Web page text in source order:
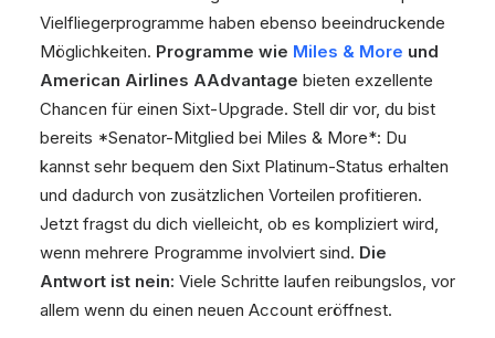
Vielfliegerprogramme haben ebenso beeindruckende
Möglichkeiten. Programme wie Miles & More und
American Airlines AAdvantage bieten exzellente
Chancen für einen Sixt-Upgrade. Stell dir vor, du bist
bereits *Senator-Mitglied bei Miles & More*: Du
kannst sehr bequem den Sixt Platinum-Status erhalten
und dadurch von zusätzlichen Vorteilen profitieren.
Jetzt fragst du dich vielleicht, ob es kompliziert wird,
wenn mehrere Programme involviert sind. Die
Antwort ist nein: Viele Schritte laufen reibungslos, vor
allem wenn du einen neuen Account eröffnest.